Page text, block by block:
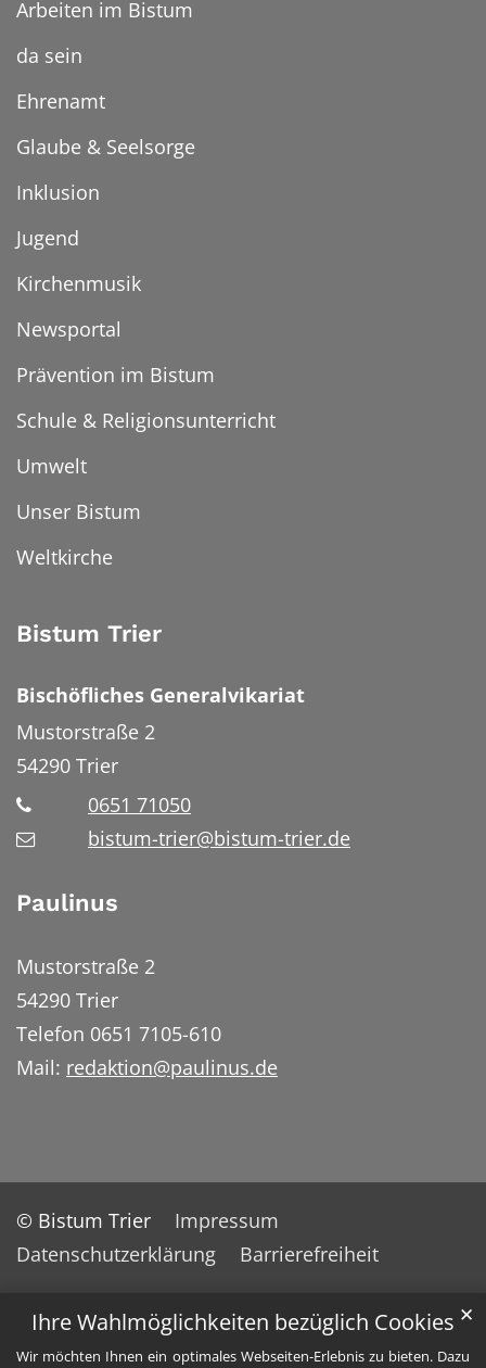
Ihre Wahlmöglichkeiten bezüglich Cookies
Wir möchten Ihnen ein optimales Webseiten-Erlebnis zu bieten. Dazu
✕
Arbeiten im Bistum
da sein
Ehrenamt
Glaube & Seelsorge
Inklusion
Jugend
Kirchenmusik
Newsportal
Prävention im Bistum
Schule & Religionsunterricht
Umwelt
Unser Bistum
Weltkirche
Bistum Trier
Bischöfliches Generalvikariat
Mustorstraße 2
54290 Trier
0651 71050
bistum-trier@bistum-trier.de
Paulinus
Mustorstraße 2
54290 Trier
Telefon 0651 7105-610
Mail: redaktion@paulinus.de
© Bistum Trier
Impressum
Datenschutzerklärung
Barrierefreiheit